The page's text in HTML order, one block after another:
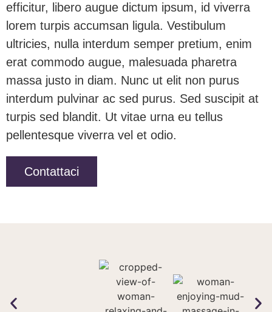
efficitur, libero augue dictum ipsum, id viverra
lorem turpis accumsan ligula. Vestibulum
ultricies, nulla interdum semper pretium, enim
erat commodo augue, malesuada pharetra
massa justo in diam. Nunc ut elit non purus
interdum pulvinar ac sed purus. Sed suscipit at
turpis sed blandit. Ut vitae urna eu tellus
pellentesque viverra vel et odio.
Contattaci